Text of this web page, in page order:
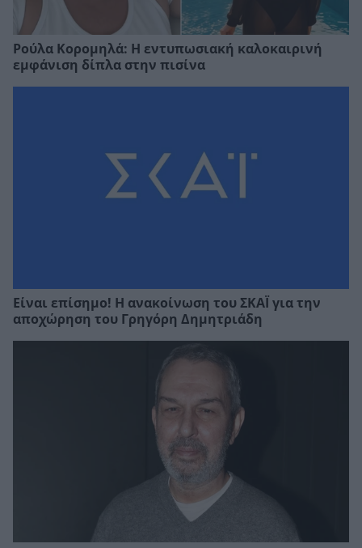
Ρούλα Κορομηλά: Η εντυπωσιακή καλοκαιρινή
εμφάνιση δίπλα στην πισίνα
Είναι επίσημο! Η ανακοίνωση του ΣΚΑΪ για την
αποχώρηση του Γρηγόρη Δημητριάδη